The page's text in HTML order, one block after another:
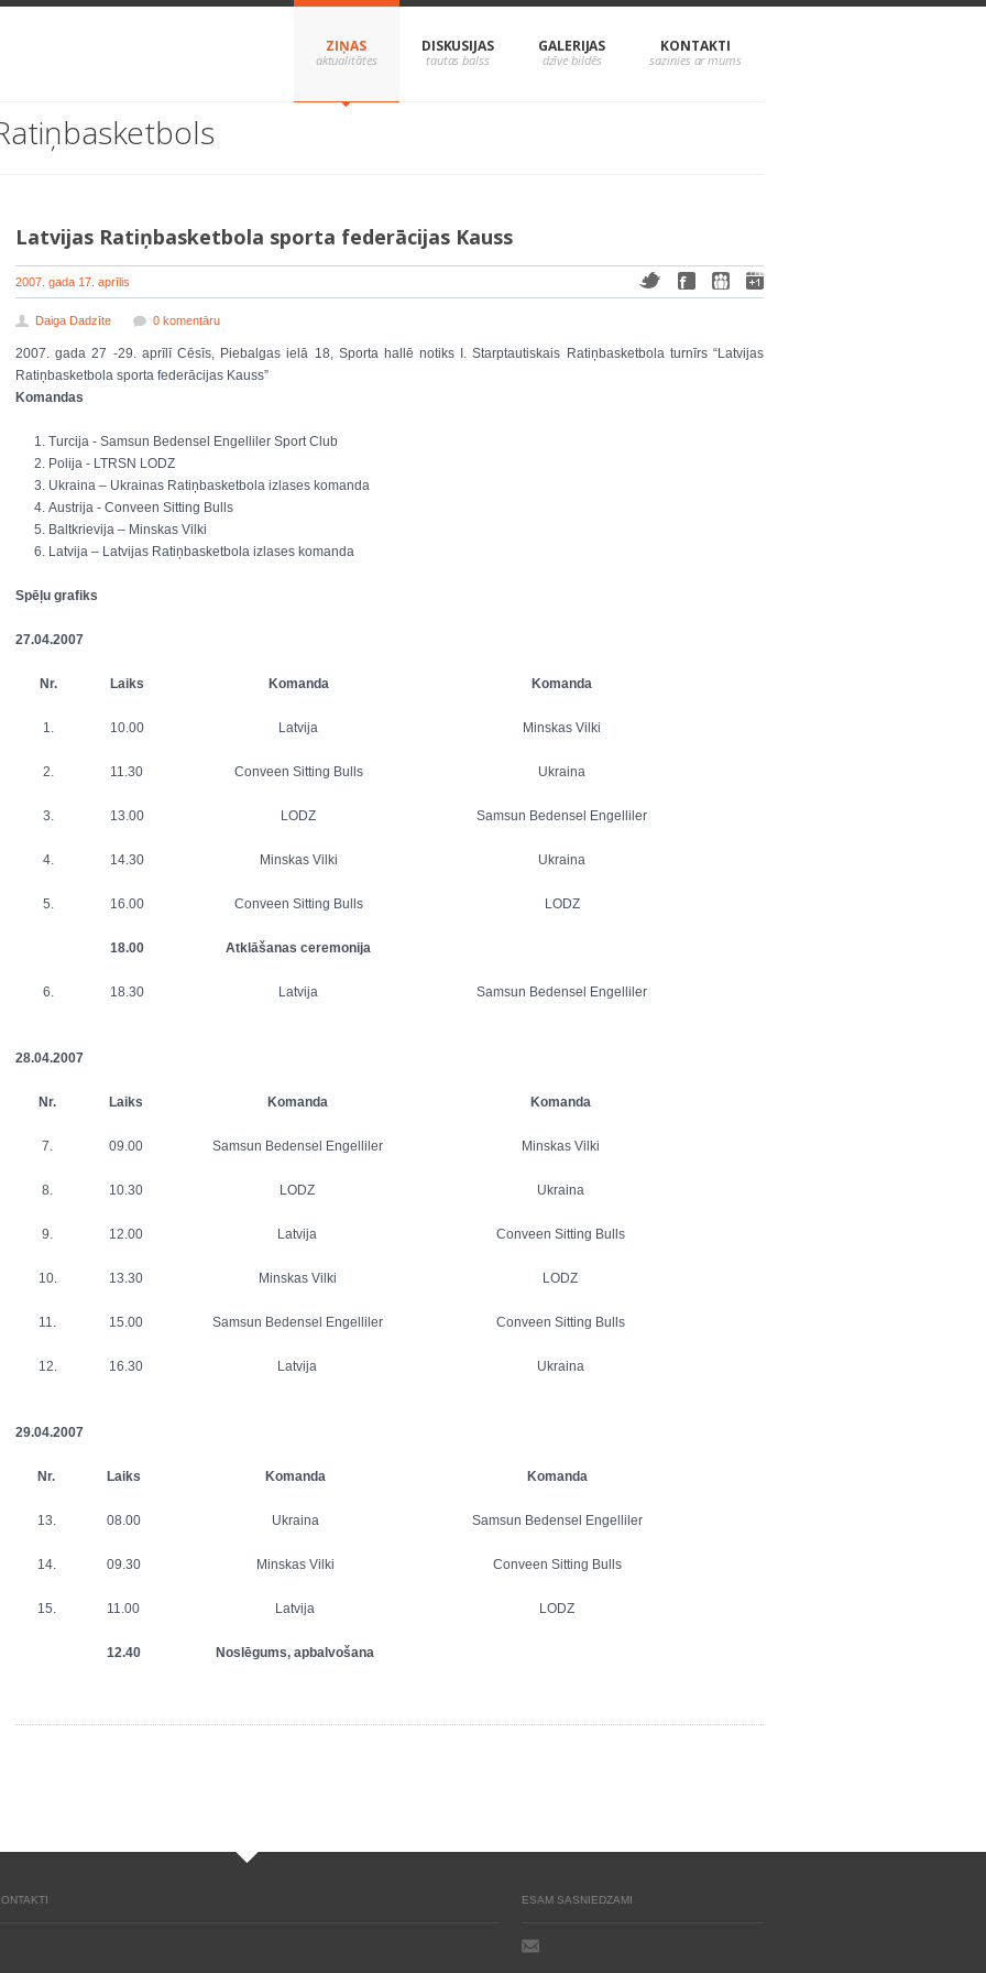
ZIŅAS DISKUSIJAS GALERIJAS KONTAKTI
Latvijas Ratiņbasketbola sporta federācijas Kauss
2007. gada 17. aprīlis
Daiga Dadzīte 0 komentāru
2007. gada 27 -29. aprīlī Cēsīs, Piebalgas ielā 18, Sporta hallē notiks I. Starptautiskais Ratiņbasketbola turnīrs “Latvijas
Ratiņbasketbola sporta federācijas Kauss”
Komandas
Turcija - Samsun Bedensel Engelliler Sport Club
Polija - LTRSN LODZ
Ukraina – Ukrainas Ratiņbasketbola izlases komanda
Austrija - Conveen Sitting Bulls
Baltkrievija – Minskas Vilki
Latvija – Latvijas Ratiņbasketbola izlases komanda
Spēļu grafiks
27.04.2007
Nr. Laiks Komanda Komanda
1. 10.00 Latvija Minskas Vilki
2. 11.30 Conveen Sitting Bulls Ukraina
3. 13.00 LODZ Samsun Bedensel Engelliler
4. 14.30 Minskas Vilki Ukraina
5. 16.00 Conveen Sitting Bulls LODZ
18.00 Atklāšanas ceremonija
6. 18.30 Latvija Samsun Bedensel Engelliler
28.04.2007
Nr. Laiks Komanda Komanda
7. 09.00 Samsun Bedensel Engelliler Minskas Vilki
8. 10.30 LODZ Ukraina
9. 12.00 Latvija Conveen Sitting Bulls
10. 13.30 Minskas Vilki LODZ
11. 15.00 Samsun Bedensel Engelliler Conveen Sitting Bulls
12. 16.30 Latvija Ukraina
29.04.2007
Nr. Laiks Komanda Komanda
13. 08.00 Ukraina Samsun Bedensel Engelliler
14. 09.30 Minskas Vilki Conveen Sitting Bulls
15. 11.00 Latvija LODZ
12.40 Noslēgums, apbalvošana
ESAM SASNIEDZAMI